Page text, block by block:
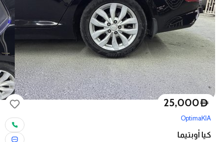
D
25,000
KIA
Optima
كيا أوبتيما